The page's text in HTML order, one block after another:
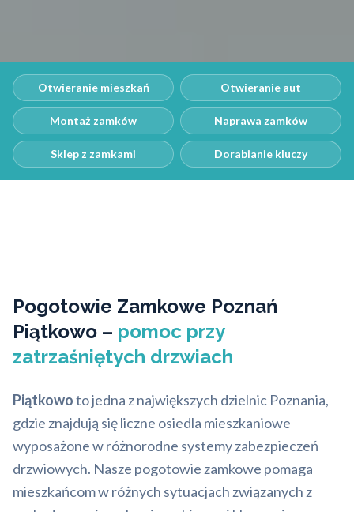
Otwieranie mieszkań Otwieranie aut
Montaż zamków Naprawa zamków
Sklep z zamkami Dorabianie kluczy
Pogotowie Zamkowe Poznań
Piątkowo – pomoc przy
zatrzaśniętych drzwiach
Piątkowoto jedna z największych dzielnic Poznania,
gdzie znajdują się liczne osiedla mieszkaniowe
wyposażone w różnorodne systemy zabezpieczeń
drzwiowych. Nasze pogotowie zamkowe pomaga
mieszkańcom w różnych sytuacjach związanych z